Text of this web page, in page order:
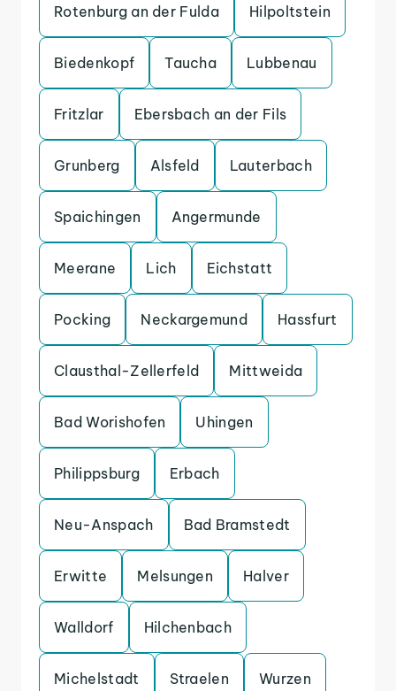
Rotenburg an der Fulda Hilpoltstein
Biedenkopf Taucha Lubbenau
Fritzlar Ebersbach an der Fils
Grunberg Alsfeld Lauterbach
Spaichingen Angermunde
Meerane Lich Eichstatt
Pocking Neckargemund Hassfurt
Clausthal-Zellerfeld Mittweida
Bad Worishofen Uhingen
Philippsburg Erbach
Neu-Anspach Bad Bramstedt
Erwitte Melsungen Halver
Walldorf Hilchenbach
Michelstadt Straelen Wurzen